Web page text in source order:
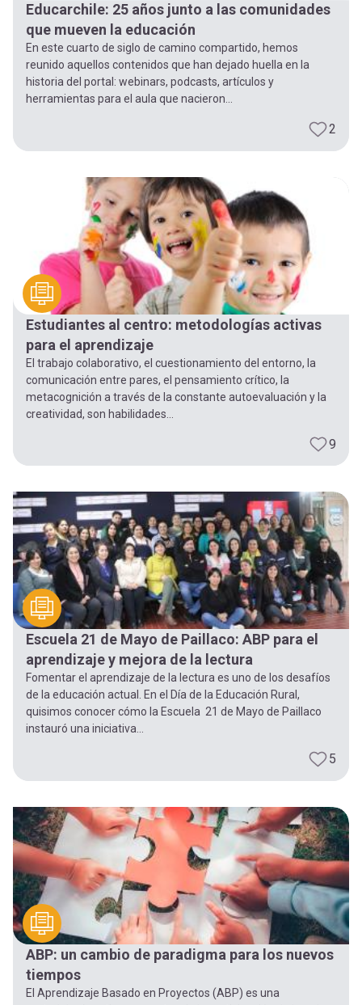
entrar
cuenta
Educarchile: 25 años junto a las comunidades
que mueven la educación
En este cuarto de siglo de camino compartido, hemos
reunido aquellos contenidos que han dejado huella en la
historia del portal: webinars, podcasts, artículos y
herramientas para el aula que nacieron...
2
Estudiantes al centro: metodologías activas
para el aprendizaje
El trabajo colaborativo, el cuestionamiento del entorno, la
comunicación entre pares, el pensamiento crítico, la
metacognición a través de la constante autoevaluación y la
creatividad, son habilidades...
9
Escuela 21 de Mayo de Paillaco: ABP para el
aprendizaje y mejora de la lectura
Fomentar el aprendizaje de la lectura es uno de los desafíos
de la educación actual. En el Día de la Educación Rural,
quisimos conocer cómo la Escuela 21 de Mayo de Paillaco
instauró una iniciativa...
5
ABP: un cambio de paradigma para los nuevos
tiempos
El Aprendizaje Basado en Proyectos (ABP) es una